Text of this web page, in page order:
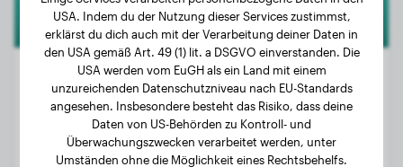
Gewicht:
Alter:
4 Jahre, 5 Monate
USA. Indem du der Nutzung dieser Services zustimmst,
erklärst du dich auch mit der Verarbeitung deiner Daten in
den USA gemäß Art. 49 (1) lit. a DSGVO einverstanden. Die
USA werden vom EuGH als ein Land mit einem
unzureichenden Datenschutzniveau nach EU-Standards
angesehen. Insbesondere besteht das Risiko, dass deine
Daten von US-Behörden zu Kontroll- und
Überwachungszwecken verarbeitet werden, unter
Umständen ohne die Möglichkeit eines Rechtsbehelfs.